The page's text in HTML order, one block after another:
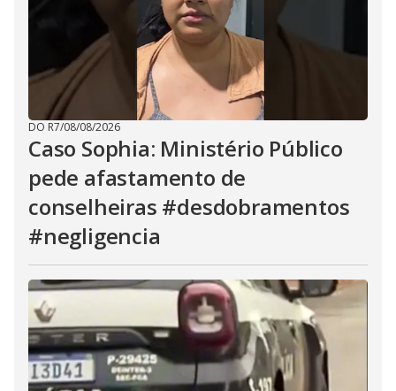
DO R7/08/08/2026
Caso Sophia: Ministério Público
pede afastamento de
conselheiras #desdobramentos
#negligencia